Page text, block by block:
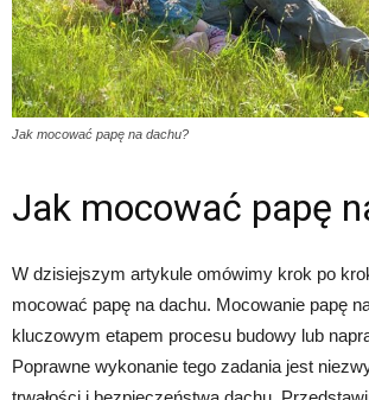
Jak mocować papę na dachu?
Jak mocować papę
W dzisiejszym artykule omówimy krok po
mocować papę na dachu. Mocowanie papę
kluczowym etapem procesu budowy lub
Poprawne wykonanie tego zadania jest